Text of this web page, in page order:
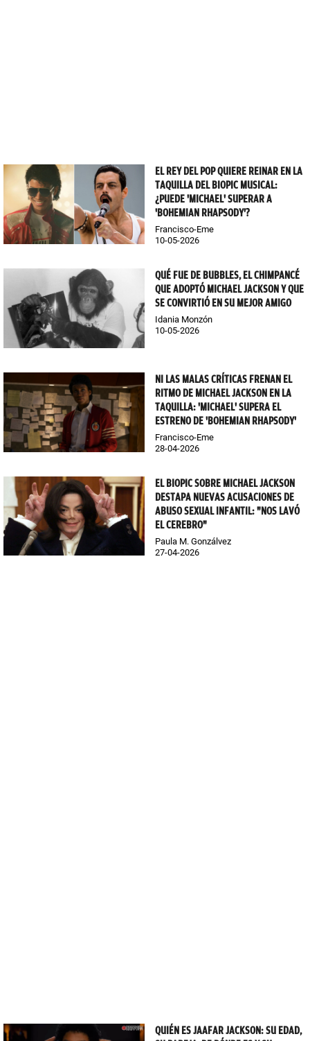
EL REY DEL POP QUIERE REINAR EN LA
TAQUILLA DEL BIOPIC MUSICAL:
¿PUEDE 'MICHAEL' SUPERAR A
'BOHEMIAN RHAPSODY'?
Francisco-Eme
10-05-2026
QUÉ FUE DE BUBBLES, EL CHIMPANCÉ
QUE ADOPTÓ MICHAEL JACKSON Y QUE
SE CONVIRTIÓ EN SU MEJOR AMIGO
Idania Monzón
10-05-2026
NI LAS MALAS CRÍTICAS FRENAN EL
RITMO DE MICHAEL JACKSON EN LA
TAQUILLA: 'MICHAEL' SUPERA EL
ESTRENO DE 'BOHEMIAN RHAPSODY'
Francisco-Eme
28-04-2026
EL BIOPIC SOBRE MICHAEL JACKSON
DESTAPA NUEVAS ACUSACIONES DE
ABUSO SEXUAL INFANTIL: "NOS LAVÓ
EL CEREBRO"
Paula M. Gonzálvez
27-04-2026
QUIÉN ES JAAFAR JACKSON: SU EDAD,